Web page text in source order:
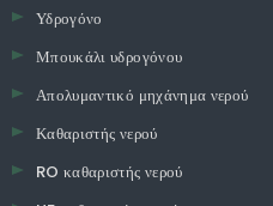
Υδρογόνο
Μπουκάλι υδρογόνου
Απολυμαντικό μηχάνημα νερού
Καθαριστής νερού
RO καθαριστής νερού